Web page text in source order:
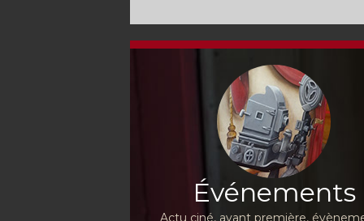
Événements
Actu ciné, avant première,